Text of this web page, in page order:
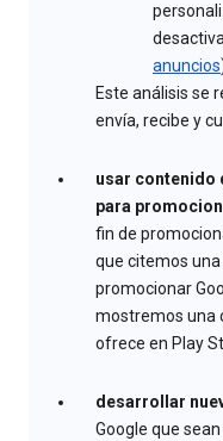
anuncios
Este análisis se
envía, recibe y
usar contenido
para
fin de
que citemos una
promocionar
mostremos una
ofrece en Play
desarrollar
Google que